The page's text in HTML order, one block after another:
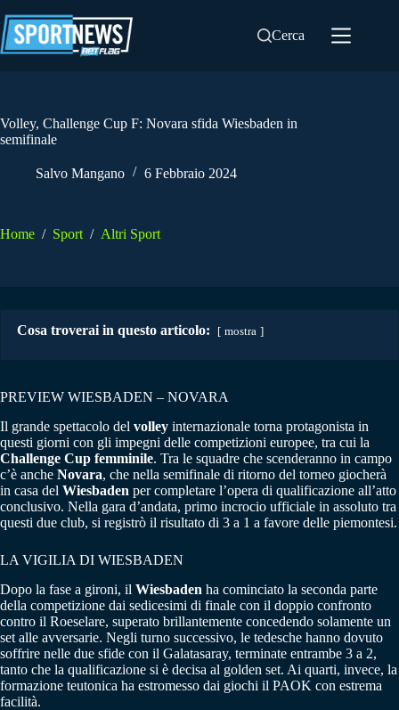
al
contenuto
Cerca
Volley, Challenge Cup F: Novara sfida Wiesbaden in
semifinale
Salvo Mangano 6 Febbraio 2024
Home / Sport / Altri Sport
Cosa troverai in questo articolo: mostra
PREVIEW WIESBADEN – NOVARA
Il grande spettacolo del volley internazionale torna protagonista in
questi giorni con gli impegni delle competizioni europee, tra cui la
Challenge Cup femminile. Tra le squadre che scenderanno in campo
c’è anche Novara, che nella semifinale di ritorno del torneo giocherà
in casa del Wiesbaden per completare l’opera di qualificazione all’atto
conclusivo. Nella gara d’andata, primo incrocio ufficiale in assoluto tra
questi due club, si registrò il risultato di 3 a 1 a favore delle piemontesi.
LA VIGILIA DI WIESBADEN
Dopo la fase a gironi, il Wiesbaden ha cominciato la seconda parte
della competizione dai sedicesimi di finale con il doppio confronto
contro il Roeselare, superato brillantemente concedendo solamente un
set alle avversarie. Negli turno successivo, le tedesche hanno dovuto
soffrire nelle due sfide con il Galatasaray, terminate entrambe 3 a 2,
tanto che la qualificazione si è decisa al golden set. Ai quarti, invece, la
formazione teutonica ha estromesso dai giochi il PAOK con estrema
facilità.